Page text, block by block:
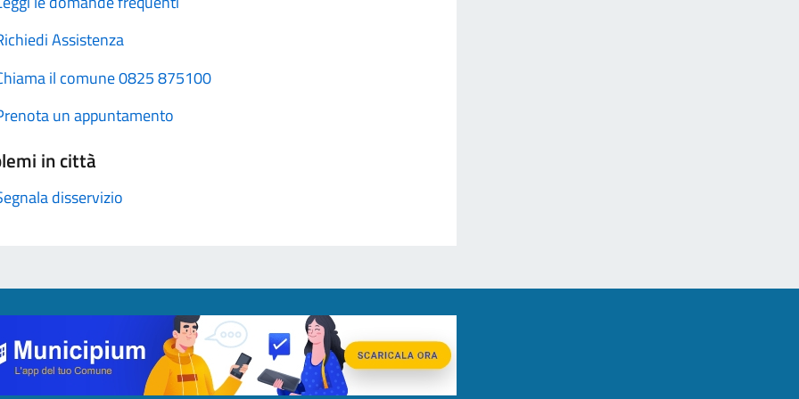
Assistenza
il comune 0825 875100
un appuntamento
in città
disservizio